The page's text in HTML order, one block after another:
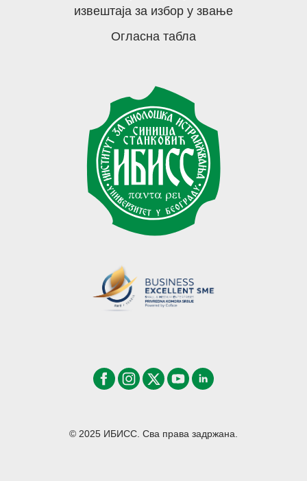
извештаја за избор у звање
Огласна табла
© 2025 ИБИСС. Сва права задржана.